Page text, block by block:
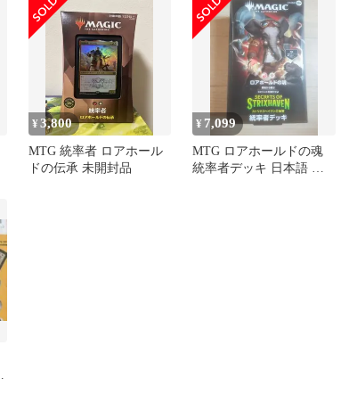
¥3,800
MTG 統率者 ロアホール
ドの伝承 未開封品
¥ 7,099
MTG ロアホールドの魂
統率者デッキ 日本語 未